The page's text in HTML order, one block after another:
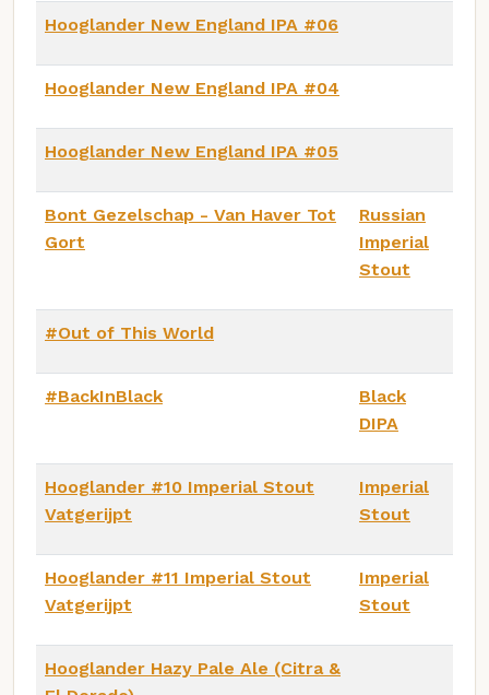
Hooglander New England IPA #06
Hooglander New England IPA #04
Hooglander New England IPA #05
Bont Gezelschap - Van Haver Tot
Gort
Russian
Imperial
Stout
#Out of This World
#BackInBlack
Black
DIPA
Hooglander #10 Imperial Stout
Vatgerijpt
Imperial
Stout
Hooglander #11 Imperial Stout
Vatgerijpt
Imperial
Stout
Hooglander Hazy Pale Ale (Citra &